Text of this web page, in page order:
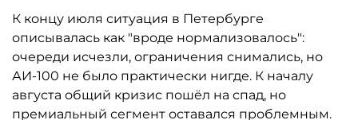
К концу июля ситуация в Петербурге
описывалась как "вроде нормализовалось":
очереди исчезли, ограничения снимались, но
АИ-100 не было практически нигде. К началу
августа общий кризис пошёл на спад, но
премиальный сегмент оставался проблемным.